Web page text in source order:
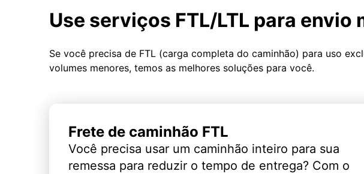
Use serviços FTL/LTL para envio
Se você precisa de FTL (carga completa do caminhão) para uso
volumes menores, temos as melhores soluções para você.
Frete de caminhão FTL
Você precisa usar um caminhão inteiro para sua
remessa para reduzir o tempo de entrega? Com o